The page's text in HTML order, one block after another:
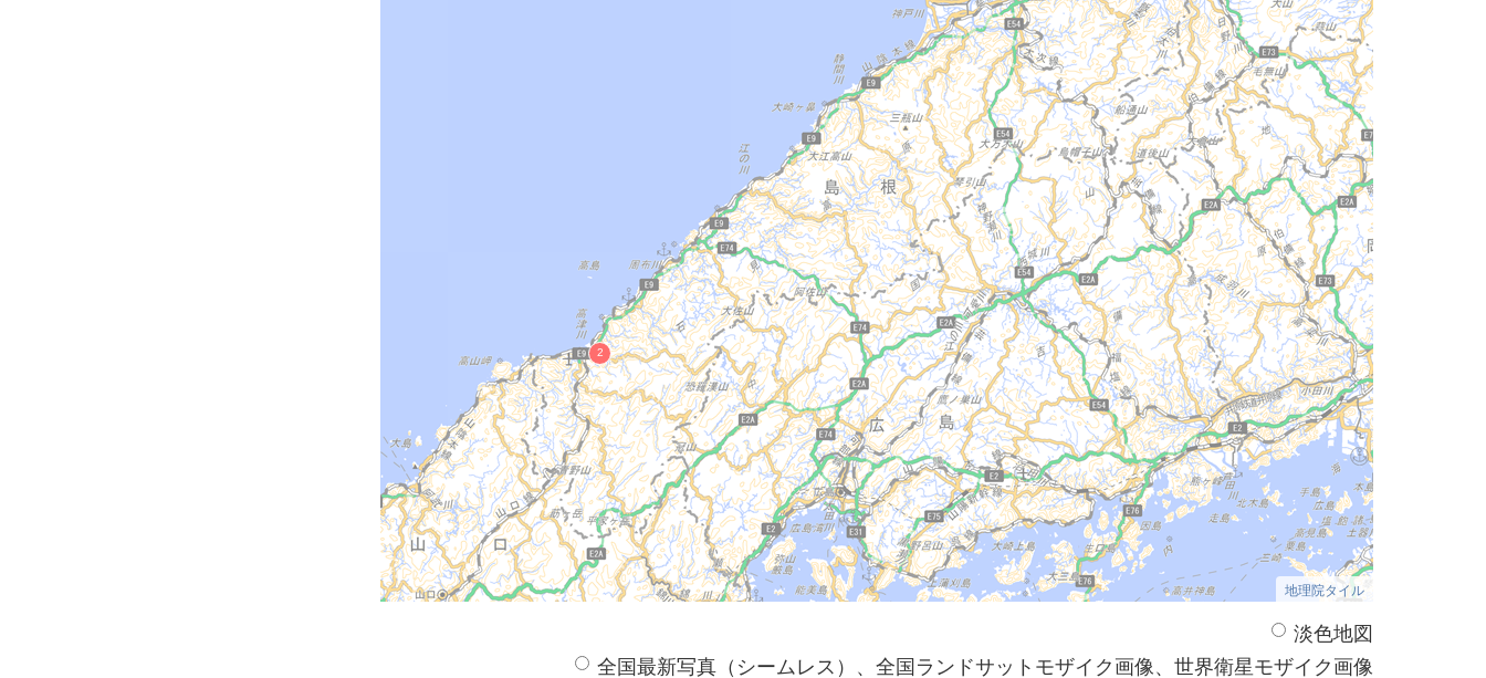
地理院タイル
淡色地図
全国最新写真（シームレス）、全国ランドサットモザイク画像、世界衛星モザイク画像